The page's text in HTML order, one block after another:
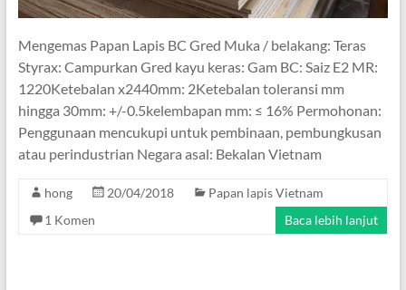
Mengemas Papan Lapis BC Gred Muka / belakang: Teras
Styrax: Campurkan Gred kayu keras: Gam BC: Saiz E2 MR:
1220Ketebalan x2440mm: 2Ketebalan toleransi mm
hingga 30mm: +/-0.5kelembapan mm: ≤ 16% Permohonan:
Penggunaan mencukupi untuk pembinaan, pembungkusan
atau perindustrian Negara asal: Bekalan Vietnam
hong 20/04/2018
Papan lapis Vietnam
1 Komen
Baca lebih lanjut